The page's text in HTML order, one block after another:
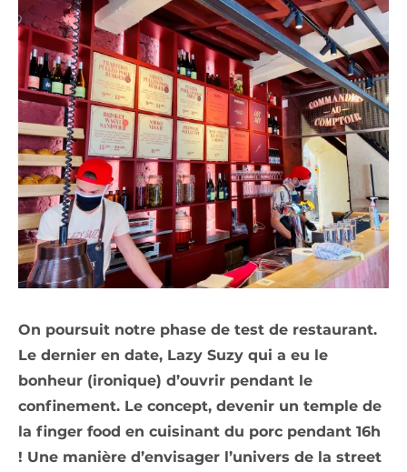
On poursuit notre phase de test de restaurant.
Le dernier en date, Lazy Suzy qui a eu le
bonheur (ironique) d’ouvrir pendant le
confinement. Le concept, devenir un temple de
la finger food en cuisinant du porc pendant 16h
! Une manière d’envisager l’univers de la street